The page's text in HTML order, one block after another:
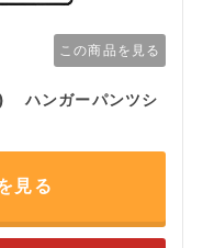
この商品を見る
ハンガーパンツシ
見る